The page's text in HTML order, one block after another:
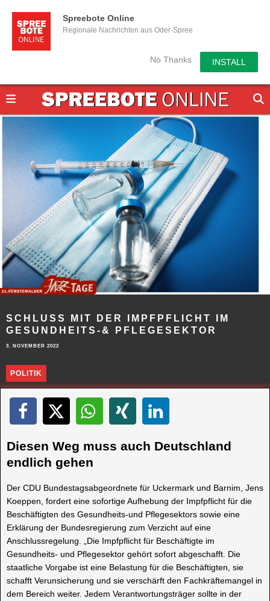
Spreebote Online
Regionale Nachrichten aus Oder-Spree
No Thanks INSTALL
SCHLUSS MIT DER IMPFPFLICHT IM
GESUNDHEITS-& PFLEGESEKTOR
3. NOVEMBER 2022
POLITIK
Diesen Weg muss auch Deutschland
endlich gehen
Der CDU Bundestagsabgeordnete für Uckermark und Barnim, Jens
Koeppen, fordert eine sofortige Aufhebung der Impfpflicht für die
Beschäftigten des Gesundheits-und Pflegesektors sowie eine
Erklärung der Bundesregierung zum Verzicht auf eine
Anschlussregelung. „Die Impfpflicht für Beschäftigte im
Gesundheits- und Pflegesektor gehört sofort abgeschafft. Die
staatliche Vorgabe ist eine Belastung für die Beschäftigten, sie
schafft Verunsicherung und sie verschärft den Fachkräftemangel in
dem Bereich weiter. Jedem Verantwortungsträger sollte in der